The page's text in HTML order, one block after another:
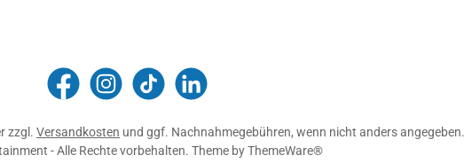
FUNtainment Munich
funtainment_muc
funtainment_mucFUNtainment GmbH
zzgl. Versandkosten und ggf. Nachnahmegebühren, wenn nicht anders angegeben.
- Alle Rechte vorbehalten. Theme byThemeWare®